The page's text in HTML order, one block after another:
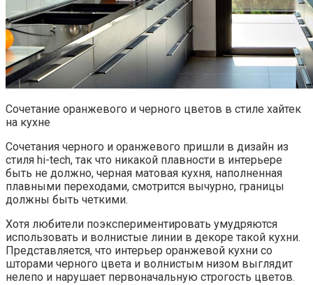
Сочетание оранжевого и черного цветов в стиле хайтек
на кухне
Сочетания черного и оранжевого пришли в дизайн из
стиля hi-tech, так что никакой плавности в интерьере
быть не должно, черная матовая кухня, наполненная
плавными переходами, смотрится вычурно, границы
должны быть четкими.
Хотя любители поэкспериментировать умудряются
использовать и волнистые линии в декоре такой кухни.
Представляется, что интерьер оранжевой кухни со
шторами черного цвета и волнистым низом выглядит
нелепо и нарушает первоначальную строгость цветов.